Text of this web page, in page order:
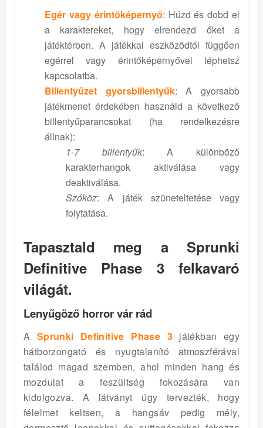
Egér vagy érintőképernyő: Húzd és dobd el
a karaktereket, hogy elrendezd őket a
játéktérben. A játékkal eszközödtől függően
egérrel vagy érintőképernyővel léphetsz
kapcsolatba.
Billentyűzet gyorsbillentyűk: A gyorsabb
játékmenet érdekében használd a következő
billentyűparancsokat (ha rendelkezésre
állnak):
1-7 billentyűk: A különböző
karakterhangok aktiválása vagy
deaktiválása.
Szóköz: A játék szüneteltetése vagy
folytatása.
Tapasztald meg a Sprunki
Definitive Phase 3 felkavaró
világát.
Lenyűgöző horror vár rád
A Sprunki Definitive Phase 3játékban egy
hátborzongató és nyugtalanító atmoszférával
találod magad szemben, ahol minden hang és
mozdulat a feszültség fokozására van
kidolgozva. A látványt úgy tervezték, hogy
félelmet keltsen, a hangsáv pedig mély,